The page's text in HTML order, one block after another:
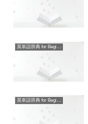
英単語辞典 for Beginners
英単語辞典 for Beginners